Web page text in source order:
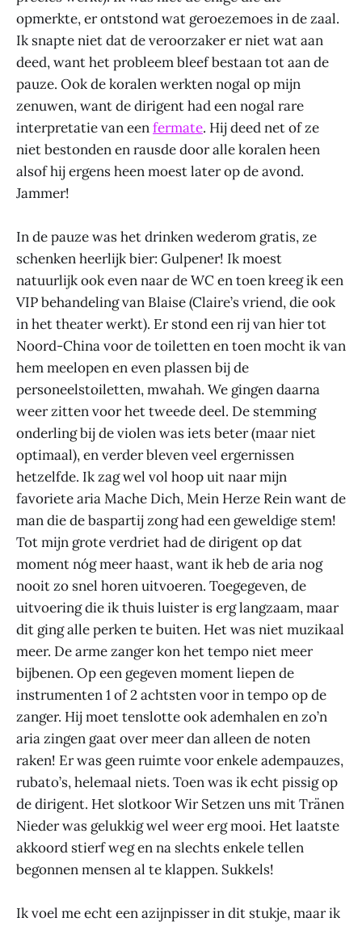
opmerkte, er ontstond wat geroezemoes in de zaal.
Ik snapte niet dat de veroorzaker er niet wat aan
deed, want het probleem bleef bestaan tot aan de
pauze. Ook de koralen werkten nogal op mijn
zenuwen, want de dirigent had een nogal rare
interpretatie van eenfermate. Hij deed net of ze
niet bestonden en rausde door alle koralen heen
alsof hij ergens heen moest later op de avond.
Jammer!
In de pauze was het drinken wederom gratis, ze
schenken heerlijk bier: Gulpener! Ik moest
natuurlijk ook even naar de WC en toen kreeg ik een
VIP behandeling van Blaise (Claire’s vriend, die ook
in het theater werkt). Er stond een rij van hier tot
Noord-China voor de toiletten en toen mocht ik van
hem meelopen en even plassen bij de
personeelstoiletten, mwahah. We gingen daarna
weer zitten voor het tweede deel. De stemming
onderling bij de violen was iets beter (maar niet
optimaal), en verder bleven veel ergernissen
hetzelfde. Ik zag wel vol hoop uit naar mijn
favoriete aria Mache Dich, Mein Herze Rein want de
man die de baspartij zong had een geweldige stem!
Tot mijn grote verdriet had de dirigent op dat
moment nóg meer haast, want ik heb de aria nog
nooit zo snel horen uitvoeren. Toegegeven, de
uitvoering die ik thuis luister is erg langzaam, maar
dit ging alle perken te buiten. Het was niet muzikaal
meer. De arme zanger kon het tempo niet meer
bijbenen. Op een gegeven moment liepen de
instrumenten 1 of 2 achtsten voor in tempo op de
zanger. Hij moet tenslotte ook ademhalen en zo’n
aria zingen gaat over meer dan alleen de noten
raken! Er was geen ruimte voor enkele adempauzes,
rubato’s, helemaal niets. Toen was ik echt pissig op
de dirigent. Het slotkoor Wir Setzen uns mit Tränen
Nieder was gelukkig wel weer erg mooi. Het laatste
akkoord stierf weg en na slechts enkele tellen
begonnen mensen al te klappen. Sukkels!
Ik voel me echt een azijnpisser in dit stukje, maar ik